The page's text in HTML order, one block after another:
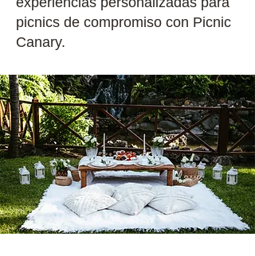
picnics de compromiso con Picnic
Canary.